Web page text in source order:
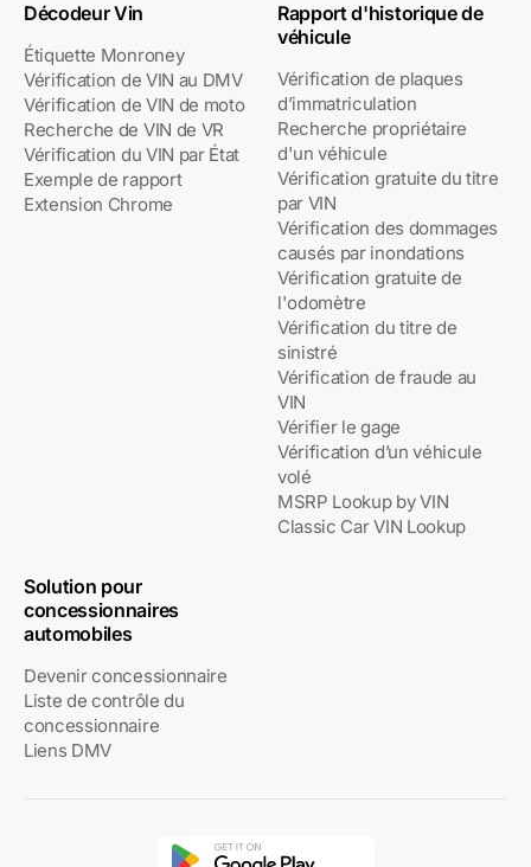
Décodeur Vin
Étiquette Monroney
Vérification de VIN au DMV
Vérification de VIN de moto
Recherche de VIN de VR
Vérification du VIN par État
Exemple de rapport
Extension Chrome
Rapport d'historique de
véhicule
Vérification de plaques
d’immatriculation
Recherche propriétaire
d'un véhicule
Vérification gratuite du titre
par VIN
Vérification des dommages
causés par inondations
Vérification gratuite de
l'odomètre
Vérification du titre de
sinistré
Vérification de fraude au
VIN
Vérifier le gage
Vérification d’un véhicule
volé
MSRP Lookup by VIN
Classic Car VIN Lookup
Solution pour
concessionnaires
automobiles
Devenir concessionnaire
Liste de contrôle du
concessionnaire
Liens DMV